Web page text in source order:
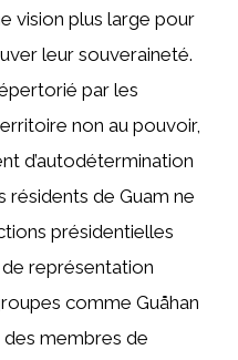
vision plus large pour
leur souveraineté.
par les
non au pouvoir,
d’autodétermination
résidents de Guam ne
présidentielles
de représentation
comme Guåhan
membres de